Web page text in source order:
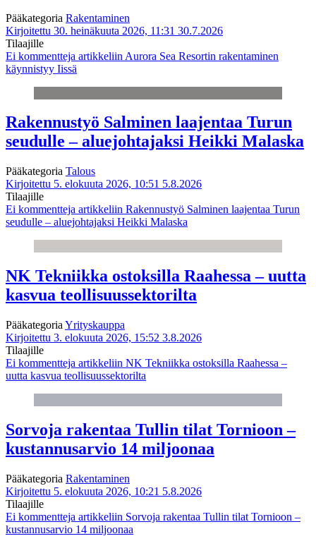
Pääkategoria Rakentaminen
Kirjoitettu 30. heinäkuuta 2026, 11:31 30.7.2026
Tilaajille
Ei kommentteja artikkeliin Aurora Sea Resortin rakentaminen
käynnistyy Iissä
Rakennustyö Salminen laajentaa Turun
seudulle – aluejohtajaksi Heikki Malaska
Pääkategoria Talous
Kirjoitettu 5. elokuuta 2026, 10:51 5.8.2026
Tilaajille
Ei kommentteja artikkeliin Rakennustyö Salminen laajentaa Turun
seudulle – aluejohtajaksi Heikki Malaska
NK Tekniikka ostoksilla Raahessa – uutta
kasvua teollisuussektorilta
Pääkategoria Yrityskauppa
Kirjoitettu 3. elokuuta 2026, 15:52 3.8.2026
Tilaajille
Ei kommentteja artikkeliin NK Tekniikka ostoksilla Raahessa –
uutta kasvua teollisuussektorilta
Sorvoja rakentaa Tullin tilat Tornioon –
kustannusarvio 14 miljoonaa
Pääkategoria Rakentaminen
Kirjoitettu 5. elokuuta 2026, 10:21 5.8.2026
Tilaajille
Ei kommentteja artikkeliin Sorvoja rakentaa Tullin tilat Tornioon –
kustannusarvio 14 miljoonaa